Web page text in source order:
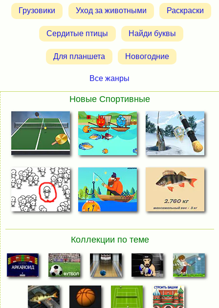
Грузовики Уход за животными Раскраски
Сердитые птицы Найди буквы
Для планшета Новогодние
Все жанры
Новые Спортивные
Коллекции по теме